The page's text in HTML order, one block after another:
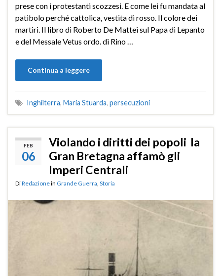
prese con i protestanti scozzesi. E come lei fu mandata al
patibolo perché cattolica, vestita di rosso. Il colore dei
martiri. Il libro di Roberto De Mattei sul Papa di Lepanto
e del Messale Vetus ordo. di Rino …
Continua a leggere
Inghilterra, Maria Stuarda, persecuzioni
FEB
06
Violando i diritti dei popoli la
Gran Bretagna affamò gli
Imperi Centrali
DiRedazionein Grande Guerra Storia